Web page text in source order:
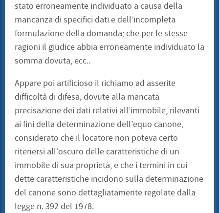
stato erroneamente individuato a causa della
mancanza di specifici dati e dell’incompleta
formulazione della domanda; che per le stesse
ragioni il giudice abbia erroneamente individuato la
somma dovuta, ecc..
Appare poi artificioso il richiamo ad asserite
difficoltà di difesa, dovute alla mancata
precisazione dei dati relativi all’immobile, rilevanti
ai fini della determinazione dell’equo canone,
considerato che il locatore non poteva certo
ritenersi all’oscuro delle caratteristiche di un
immobile di sua proprietà, e che i termini in cui
dette caratteristiche incidono sulla determinazione
del canone sono dettagliatamente regolate dalla
legge n. 392 del 1978.